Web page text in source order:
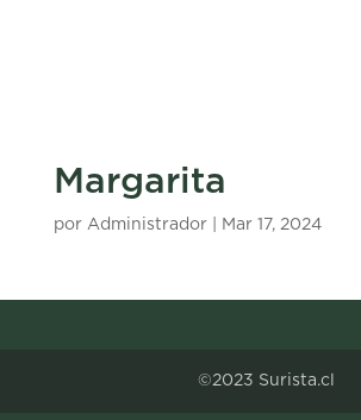
Margarita
por Administrador| Mar 17, 2024
©2023 Surista.cl